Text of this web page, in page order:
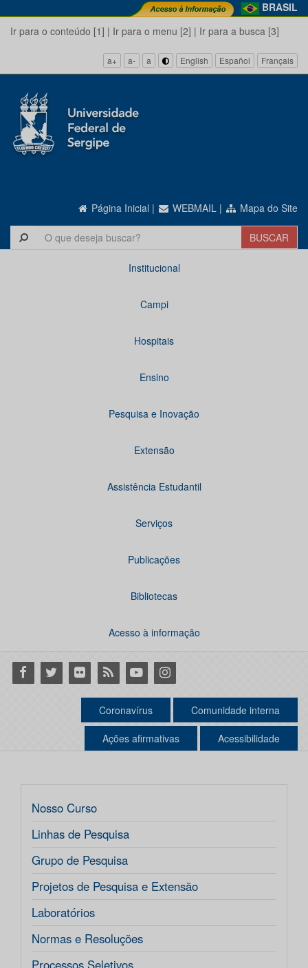
BRASIL
Ir para o conteúdo [1] | Ir para o menu [2] | Ir para a busca [3]
a+ a- a English Español Français
Página Inicial | WEBMAIL | Mapa do Site
Institucional
Campi
Hospitais
Ensino
Pesquisa e Inovação
Extensão
Assistência Estudantil
Serviços
Publicações
Bibliotecas
Acesso à informação
Facebook
Twitter Flickr RSS YoutubeInstagram
Coronavírus Comunidade interna
Ações afirmativas Acessibilidade
Nosso Curso
Linhas de Pesquisa
Grupo de Pesquisa
Projetos de Pesquisa e Extensão
Laboratórios
Normas e Resoluções